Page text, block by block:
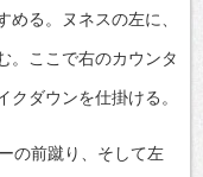
る。ヌネスの左に、
。ここで右のカウンタ
ダウンを仕掛ける。
の前蹴り、そして左